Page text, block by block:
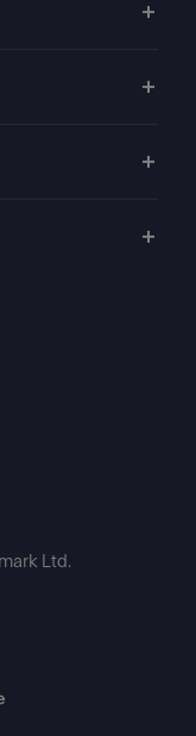
Ltd.